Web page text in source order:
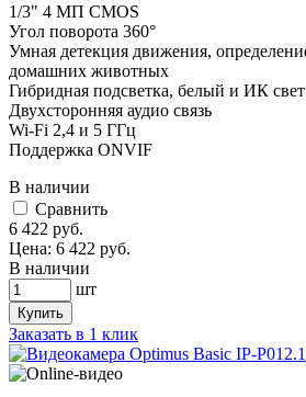
1/3" 4 МП CMOS
Угол поворота 360°
Умная детекция движения,
домашних животных
Гибридная подсветка, белый и ИК свет
Двухсторонняя аудио связь
Wi-Fi 2,4 и 5 ГГц
Поддержка ONVIF
В наличии
Cравнить
6 422 руб.
Цена: 6 422 руб.
В наличии
шт
Купить
Заказать в 1 клик